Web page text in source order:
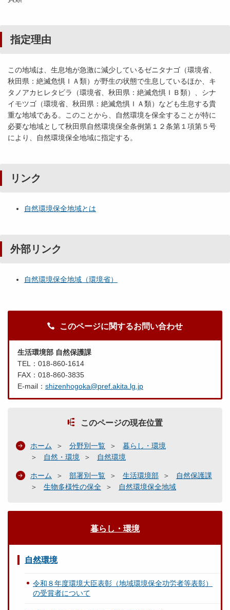
指定理由
この地域は、生息地が急激に減少しているゼニタナゴ（環境省、
秋田県：絶滅危惧ＩＡ類）が野生の状態で生息しているほか、キ
タノアカヒレタビラ（環境省、秋田県：絶滅危惧ＩＢ類）、シナ
イモツゴ（環境省、秋田県：絶滅危惧ＩＡ類）なども生息する貴
重な地域である。このことから、自然環境を保全することが特に
必要な地域として秋田県自然環境保全条例第１２条第１項第５号
により、自然環境保全地域に指定する。
リンク
自然環境保全地域とは
外部リンク
自然環境保全地域（環境省）
このページに関するお問い合わせ
生活環境部 自然保護課
TEL：018-860-1614
FAX：018-860-3835
E-mail： shizenhogoka@pref.akita.lg.jp
このページの現在位置
ホーム 分野別一覧
暮らし・環境
自然・環境
自然環境
ホーム 部署別一覧 生活環境部
自然保護課
生物多様性の保全
自然環境保全地域
暮らし・環境
自然環境
令和８年度環境大臣表彰（地域環境保全功労者等表彰）
の受賞者について